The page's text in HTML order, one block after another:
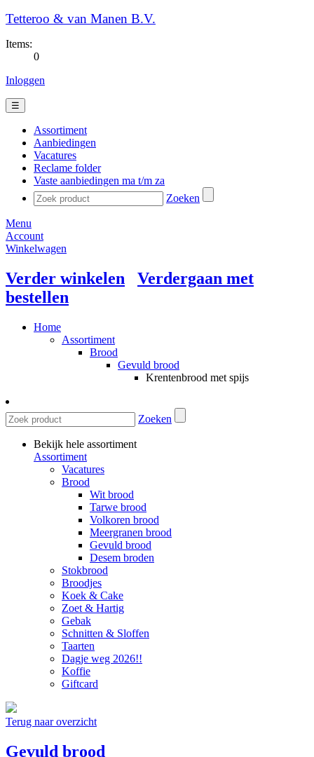
Tetteroo & van Manen B.V.
Items:
0
Inloggen
☰
Assortiment
Aanbiedingen
Vacatures
Reclame folder
Vaste aanbiedingen ma t/m za
Zoeken
Menu
Account
Winkelwagen
Verder winkelen
Verdergaan met
bestellen
Home
Assortiment
Brood
Gevuld brood
Krentenbrood met spijs
Zoeken
Bekijk hele assortiment
Assortiment
Vacatures
Brood
Wit brood
Tarwe brood
Volkoren brood
Meergranen brood
Gevuld brood
Desem broden
Stokbrood
Broodjes
Koek & Cake
Zoet & Hartig
Gebak
Schnitten & Sloffen
Taarten
Dagje weg 2026!!
Koffie
Giftcard
Terug naar overzicht
Gevuld brood